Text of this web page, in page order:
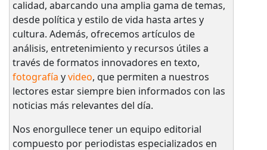
calidad, abarcando una amplia gama de temas,
desde política y estilo de vida hasta artes y
cultura. Además, ofrecemos artículos de
análisis, entretenimiento y recursos útiles a
través de formatos innovadores en texto,
fotografía yvideo, que permiten a nuestros
lectores estar siempre bien informados con las
noticias más relevantes del día.
Nos enorgullece tener un equipo editorial
compuesto por periodistas especializados en